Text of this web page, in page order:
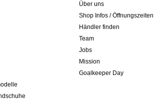
Über uns
Shop Infos / Öffnungszeiten
Händler finden
Team
Jobs
Mission
Goalkeeper Day